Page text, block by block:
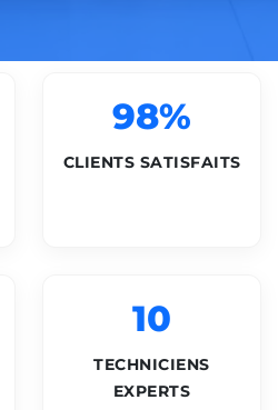
98%
CLIENTS SATISFAITS
10
TECHNICIENS
EXPERTS